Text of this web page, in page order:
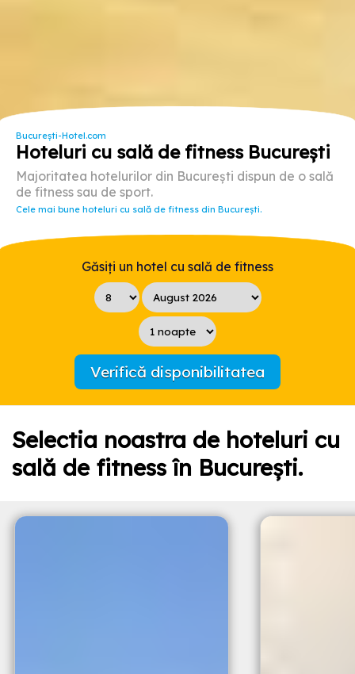
București-Hotel.com
Hoteluri cu sală de fitness București
Majoritatea hotelurilor din București dispun de o sală
de fitness sau de sport.
Cele mai bune hoteluri cu sală de fitness din București.
Găsiți un hotel cu sală de fitness
Verifică disponibilitatea
Selectia noastra de hoteluri cu
sală de fitness în București.